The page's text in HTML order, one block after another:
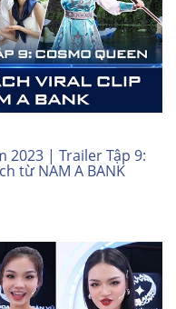
2023 | Trailer Tập 9:
từ NAM A BANK